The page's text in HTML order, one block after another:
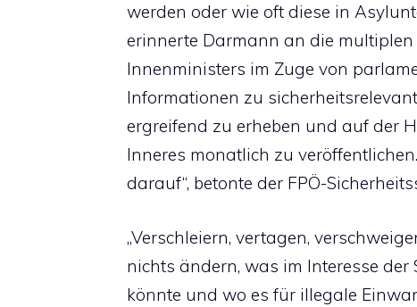
werden oder wie oft diese in
erinnerte Darmann an die
Innenministers im Zuge von
Informationen zu
ergreifend zu erheben und auf der
Inneres monatlich zu
darauf“, betonte der FPÖ-
„Verschleiern, vertagen,
nichts ändern, was im Interesse der
könnte und wo es für illegale